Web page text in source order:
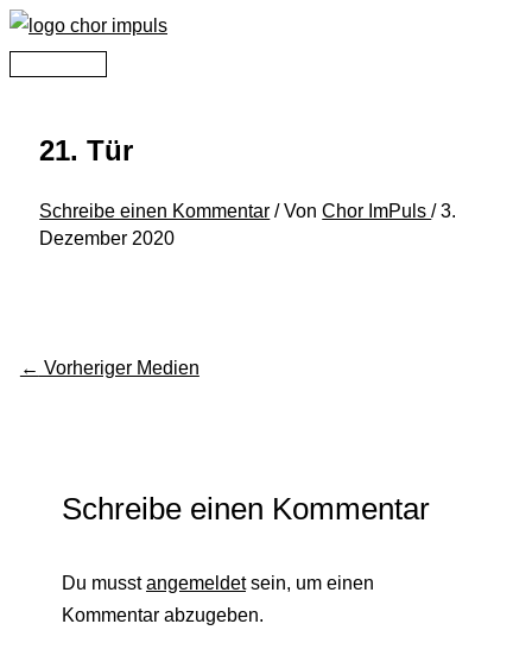
Zum
Inhalt
Hauptmenü
21. Tür
Schreibe einen Kommentar / VonChor ImPuls/3.
Dezember 2020
← Vorheriger Medien
Schreibe einen Kommentar
Du musstangemeldetsein, um einen
Kommentar abzugeben.